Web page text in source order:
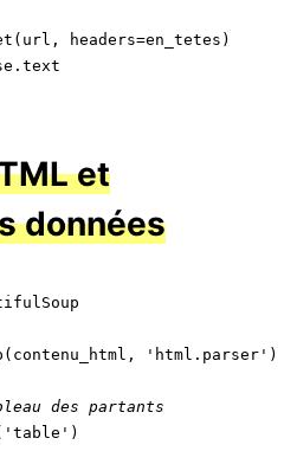
headers=en_tetes)
et
données
'html.parser' )
des partants
'table' )